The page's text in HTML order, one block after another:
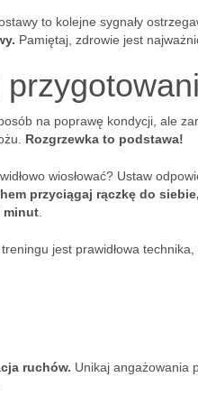
to kolejne sygnały
Pamiętaj, zdrowie jest
na poprawę kondycji, ale
Rozgrzewka to podstawa!
wiosłować? Ustaw
przyciągaj rączkę do
minut
jest prawidłowa
ruchów. Unikaj angażowania